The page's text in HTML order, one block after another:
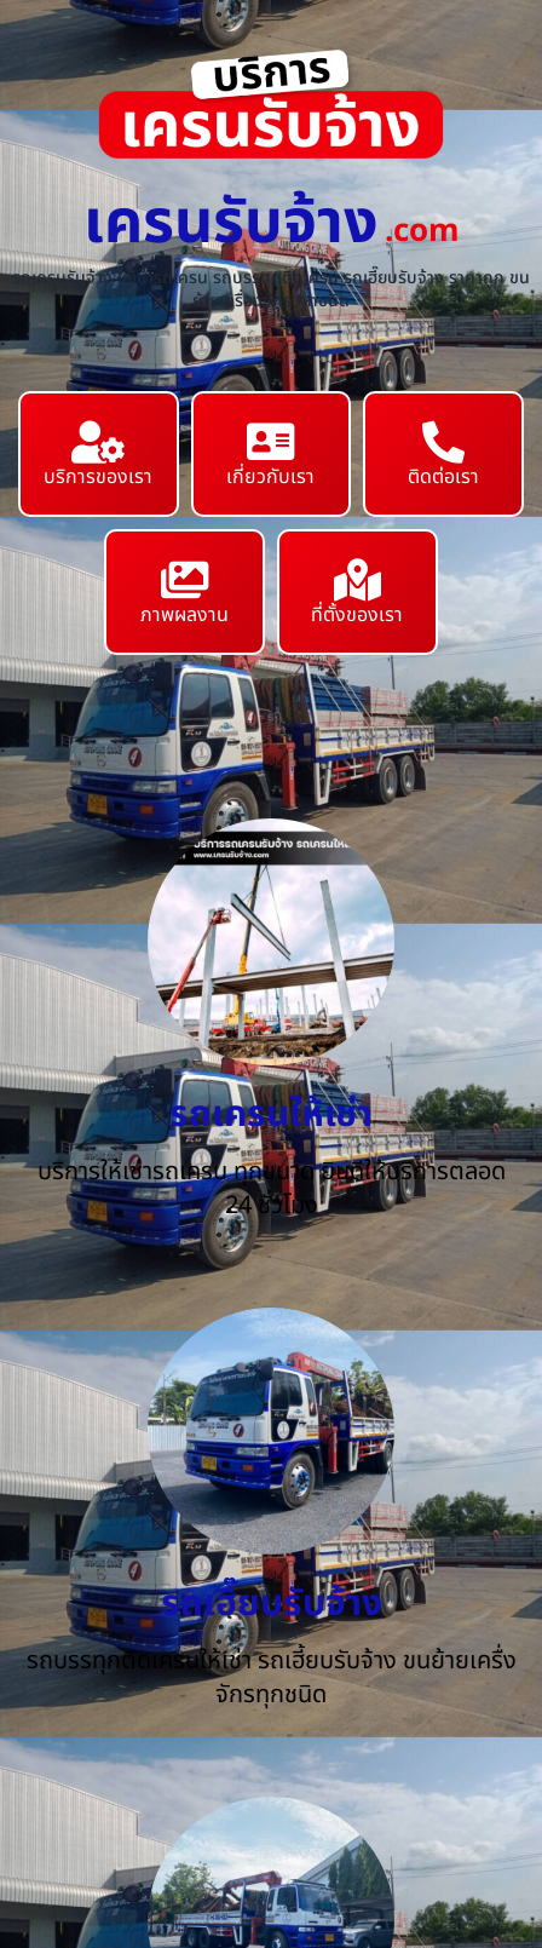
เครนรับจ้าง.com
รถเครนรับจ้าง ให้เช่ารถเครน รถบรรทุกติดเครน รถเฮี๊ยบรับจ้าง ราคาถูก ขน
ย้ายเครื่องจักร ทุกชนิด
บริการของเรา เกี่ยวกับเรา ติดต่อเรา
ภาพผลงาน ที่ตั้งของเรา
รถเครนให้เช่า
บริการให้เช่ารถเครน ทุกขนาด ยินดีให้บริการตลอด
24 ชั่วโมง
รถเฮี๊ยบรับจ้าง
รถบรรทุกติดเครนให้เช่า รถเฮี้ยบรับจ้าง ขนย้ายเครื่ง
จักรทุกชนิด